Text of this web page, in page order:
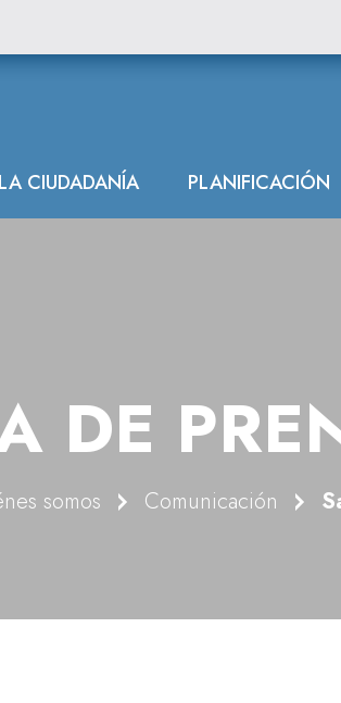
CIUDADANÍA PLANIFICACIÓN
DE
somos Comunicación